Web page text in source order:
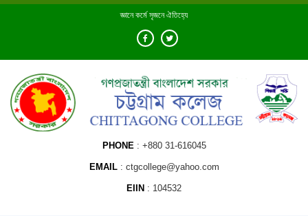
Skip
জ্ঞানে কর্মে সৃজনে ঐতিহ্যে
PHONE +880 31-616045
EMAIL ctgcollege@yahoo.com
EIIN 104532